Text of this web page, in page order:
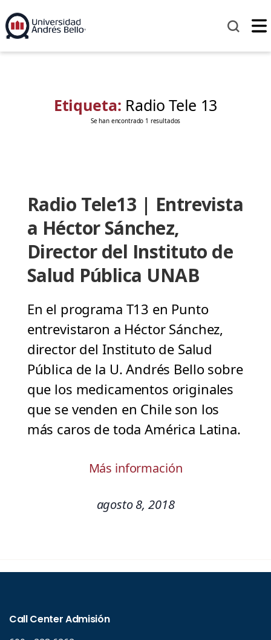
Etiqueta: Radio Tele 13
Se han encontrado 1 resultados
Radio Tele13 | Entrevista
a Héctor Sánchez,
Director del Instituto de
Salud Pública UNAB
En el programa T13 en Punto
entrevistaron a Héctor Sánchez,
director del Instituto de Salud
Pública de la U. Andrés Bello sobre
que los medicamentos originales
que se venden en Chile son los
más caros de toda América Latina.
Más información
agosto 8, 2018